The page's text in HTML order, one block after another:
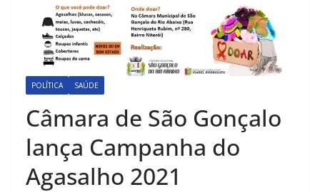
POLÍTICA SAÚDE
Câmara de São Gonçalo
lança Campanha do
Agasalho 2021